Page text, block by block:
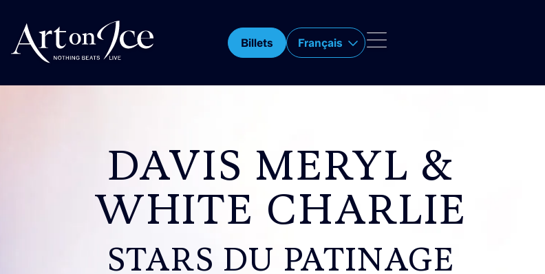
Billets Français
DAVIS MERYL &
WHITE CHARLIE
STARS DU PATINAGE